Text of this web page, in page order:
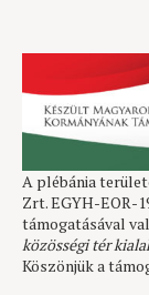
A plébánia
Zrt. EGYH-EOR-
támogatásával
közösségi tér
Köszönjük a